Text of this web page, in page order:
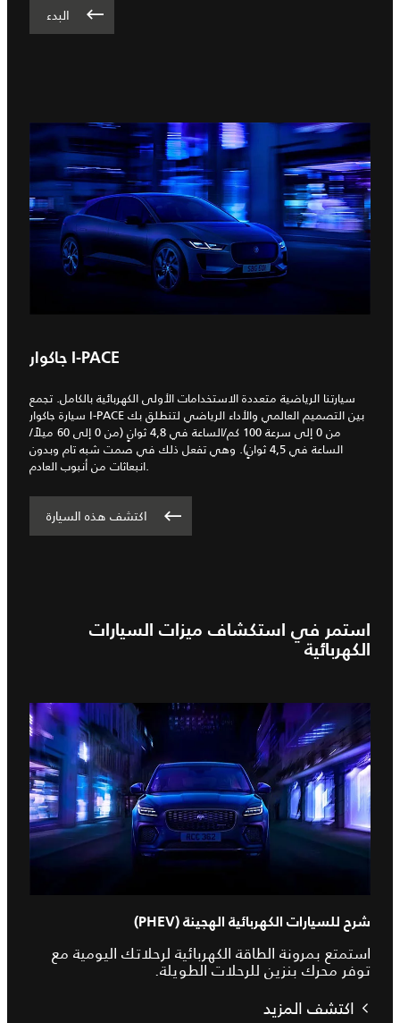
البدء
جاكوار I-PACE
سيارتنا الرياضية متعددة الاستخدامات الأولى الكهربائية بالكامل. تجمع
سيارة جاكوار I‑PACE بين التصميم العالمي والأداء الرياضي لتنطلق بك
من 0 إلى سرعة 100 كم/الساعة في 4,8 ثوانٍ (من 0 إلى 60 ميلاً/
الساعة في 4,5 ثوانٍ). وهي تفعل ذلك في صمت شبه تام وبدون
انبعاثات من أنبوب العادم.
اكتشف هذه السيارة
استمر في استكشاف ميزات السيارات
الكهربائية
شرح للسيارات الكهربائية الهجينة (PHEV)
استمتع بمرونة الطاقة الكهربائية لرحلاتك اليومية مع
توفر محرك بنزين للرحلات الطويلة.
اكتشف المزيد